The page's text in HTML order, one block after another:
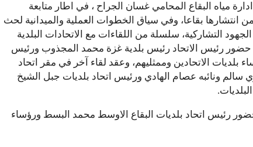
مياه البقاع المحامي غسان الجراح ، في اطار متابعة
من انتشارها بقاعا، وفي سياق الخطوات العملية والميدانية لحث
التشاركية، سلسلة من اللقاءات مع الاتحادات البلدية
حضور رئيس الاتحاد رئيس بلدية غزة محمد المجذوب ورئيس
بلديات الاتحادين وممثليهم، وعقد لقاء آخر في مقر اتحاد
سالم ونائبه عصام الهادي ورئيس اتحاد بلديات جبل الشيخ
رئيس اتحاد بلديات البقاع الاوسط محمد البسط ورؤساء